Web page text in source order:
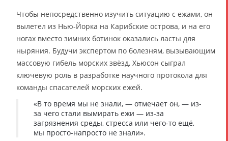
Чтобы непосредственно изучить ситуацию с ежами, он
вылетел из Нью-Йорка на Карибские острова, и на его
ногах вместо зимних ботинок оказались ласты для
ныряния. Будучи экспертом по болезням, вызывающим
массовую гибель морских звёзд, Хьюсон сыграл
ключевую роль в разработке научного протокола для
команды спасателей морских ежей.
«В то время мы не знали, — отмечает он, — из-
за чего стали вымирать ежи — из-за
загрязнения среды, стресса или чего-то ещё,
мы просто-напросто не знали».